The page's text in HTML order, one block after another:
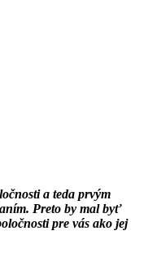
a teda prvým
Preto by mal byť
pre vás ako jej